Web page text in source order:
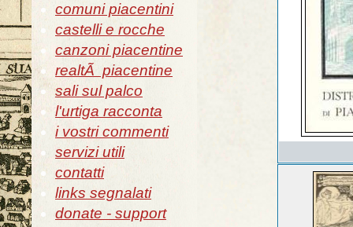
comuni piacentini
castelli e rocche
canzoni piacentine
realtÃ piacentine
sali sul palco
l'urtiga racconta
i vostri commenti
servizi utili
contatti
links segnalati
donate - support